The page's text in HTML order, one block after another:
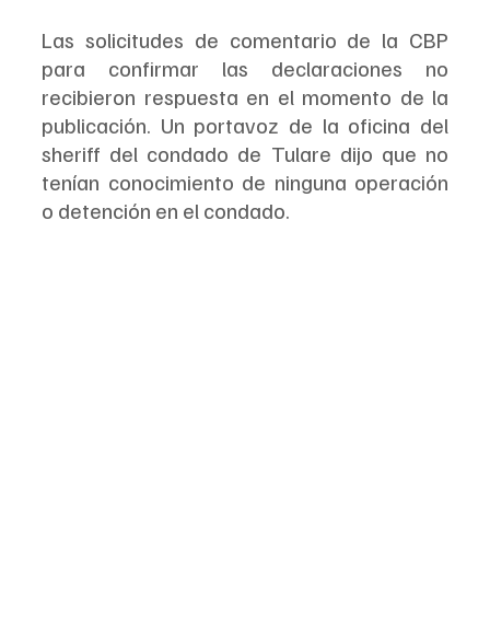
Las solicitudes de comentario de la CBP
para confirmar las declaraciones no
recibieron respuesta en el momento de la
publicación. Un portavoz de la oficina del
sheriff del condado de Tulare dijo que no
tenían conocimiento de ninguna operación
o detención en el condado.